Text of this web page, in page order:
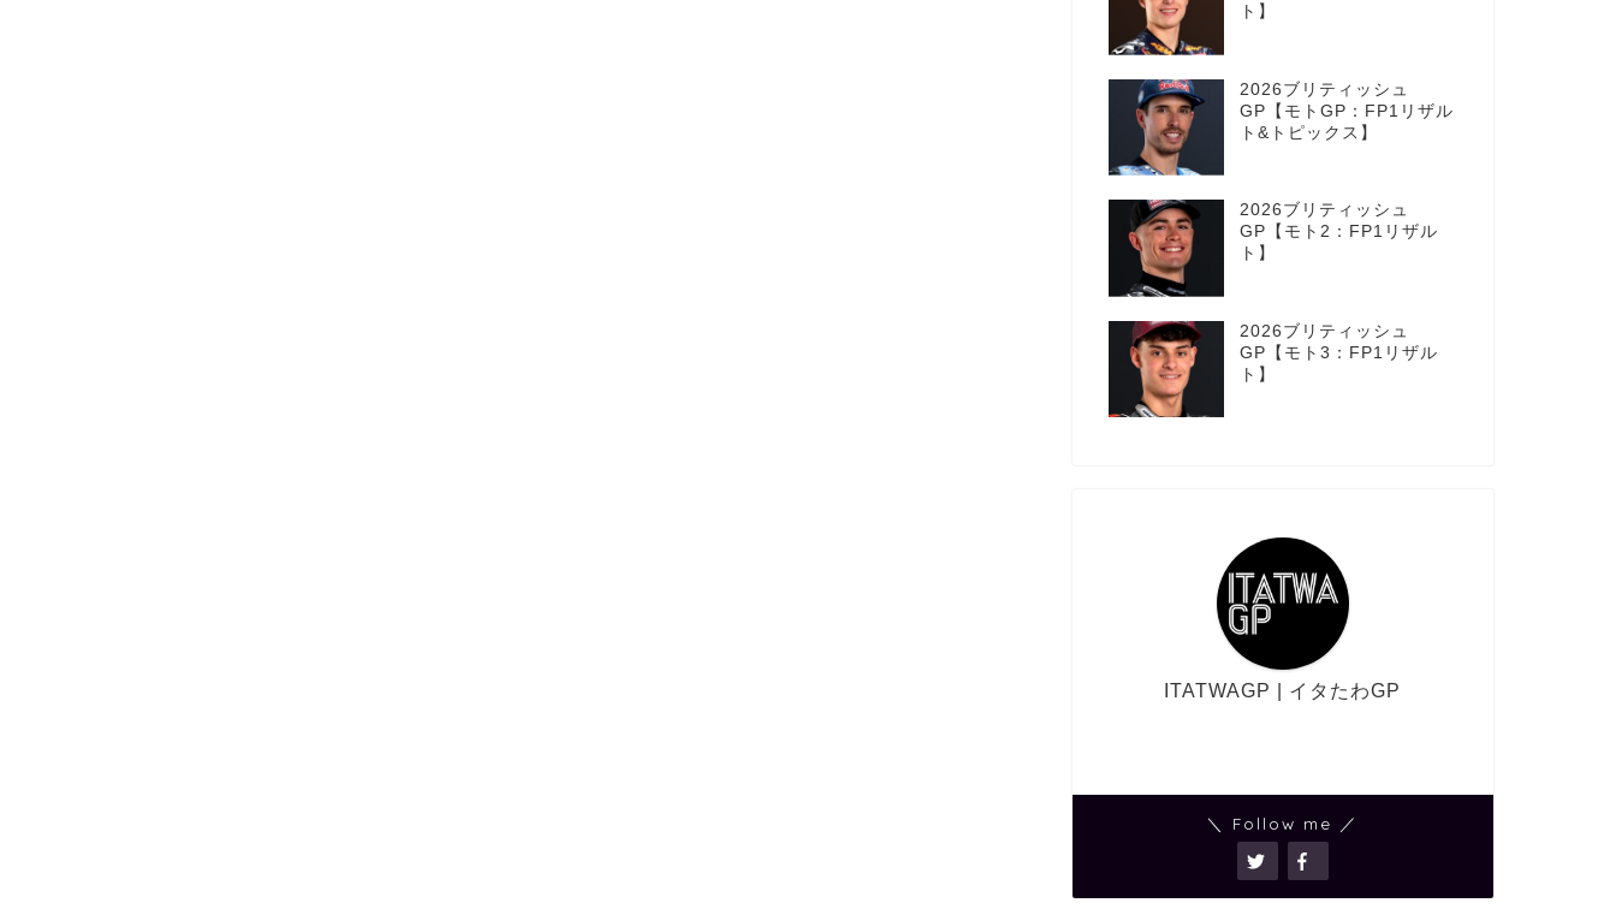
ト】
2026ブリティッシュ
GP【モトGP：FP1リザル
ト&トピックス】
2026ブリティッシュ
GP【モト2：FP1リザル
ト】
2026ブリティッシュ
GP【モト3：FP1リザル
ト】
ITATWAGP | イタたわGP
＼ Follow me ／